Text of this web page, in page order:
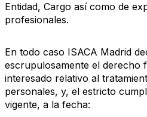
Entidad, Cargo así como de
profesionales.
En todo caso ISACA Madrid
escrupulosamente el derecho
interesado relativo al
personales, y, el estricto
vigente, a la fecha: